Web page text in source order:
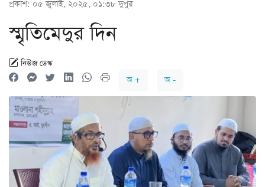
প্রকাশ: ০৫ জুলাই, ২০২৫, ০১:৩৮ দুপুর
স্মৃতিমেদুর দিন
নিউজ ডেস্ক
অ +
অ -